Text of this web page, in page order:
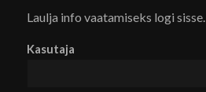
Laulja info vaatamiseks logi sisse.
Kasutaja